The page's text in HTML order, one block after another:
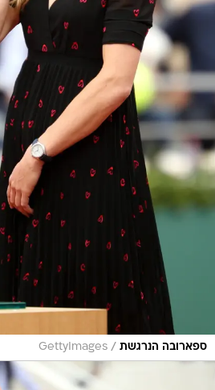
ספארובה הנרגשת /
GettyImages